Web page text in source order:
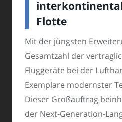
Flotte
Mit der jüngsten
Gesamtzahl der
Fluggeräte bei der
Exemplare modernster
Dieser Großauftrag
der Next-Generation-